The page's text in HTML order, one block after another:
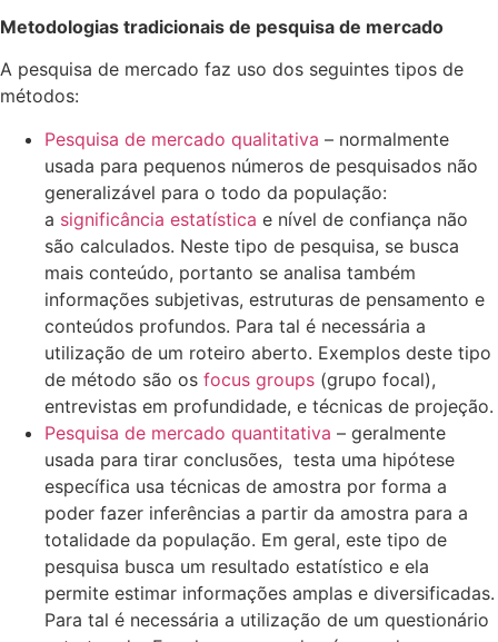
Metodologias tradicionais de pesquisa de mercado
A pesquisa de mercado faz uso dos seguintes tipos de
métodos:
Pesquisa de mercado qualitativa – normalmente
usada para pequenos números de pesquisados não
generalizável para o todo da população:
a significância estatística e nível de confiança não
são calculados. Neste tipo de pesquisa, se busca
mais conteúdo, portanto se analisa também
informações subjetivas, estruturas de pensamento e
conteúdos profundos. Para tal é necessária a
utilização de um roteiro aberto. Exemplos deste tipo
de método são os focus groups (grupo focal),
entrevistas em profundidade, e técnicas de projeção.
Pesquisa de mercado quantitativa – geralmente
usada para tirar conclusões, testa uma hipótese
específica usa técnicas de amostra por forma a
poder fazer inferências a partir da amostra para a
totalidade da população. Em geral, este tipo de
pesquisa busca um resultado estatístico e ela
permite estimar informações amplas e diversificadas.
Para tal é necessária a utilização de um questionário